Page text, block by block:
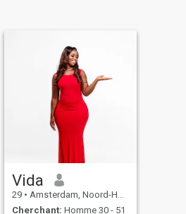
Vida
29 • Amsterdam, Noord-Holland, Hollande
Cherchant: Homme 30 - 51